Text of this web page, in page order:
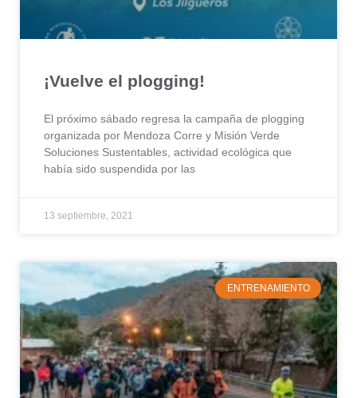
¡Vuelve el plogging!
El próximo sábado regresa la campaña de plogging
organizada por Mendoza Corre y Misión Verde
Soluciones Sustentables, actividad ecológica que
había sido suspendida por las
13 septiembre, 2021
ENTRENAMIENTO